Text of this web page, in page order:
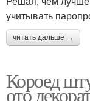
учитывать
читать дальше →
Короед
ото